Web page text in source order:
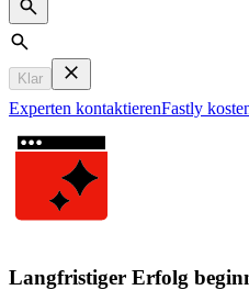
Search
Klar
Experten kontaktierenFastly
Langfristiger Erfolg